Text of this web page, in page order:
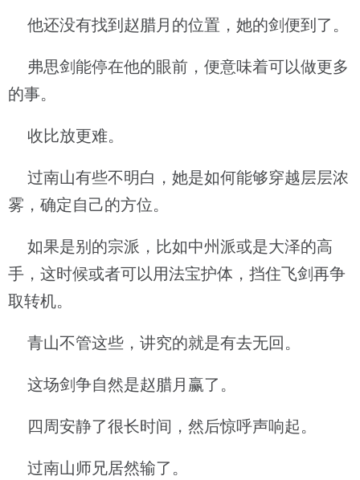
他还没有找到赵腊月的位置，她的剑便到了。
弗思剑能停在他的眼前，便意味着可以做更多
的事。
收比放更难。
过南山有些不明白，她是如何能够穿越层层浓
雾，确定自己的方位。
如果是别的宗派，比如中州派或是大泽的高
手，这时候或者可以用法宝护体，挡住飞剑再争
取转机。
青山不管这些，讲究的就是有去无回。
这场剑争自然是赵腊月赢了。
四周安静了很长时间，然后惊呼声响起。
过南山师兄居然输了。